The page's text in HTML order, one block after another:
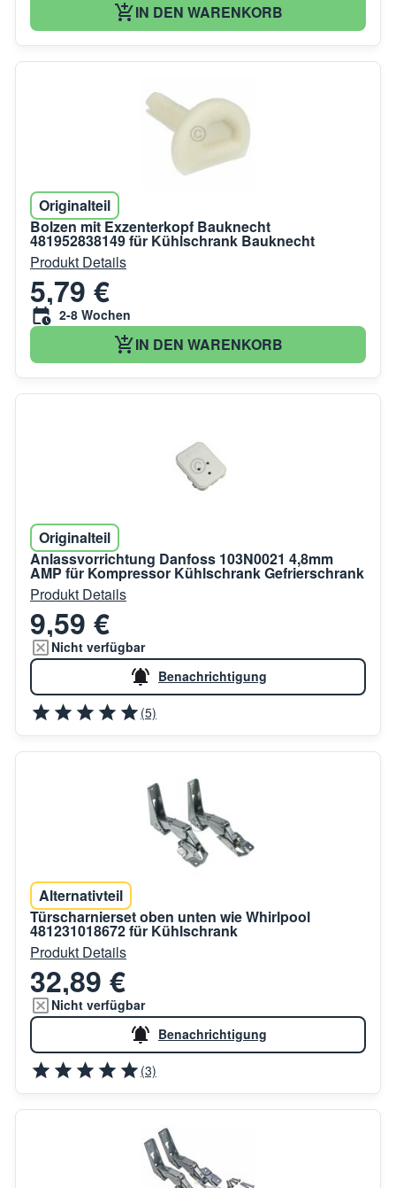
IN DEN WARENKORB
Originalteil
Bolzen mit Exzenterkopf Bauknecht
481952838149 für Kühlschrank Bauknecht
Produkt Details
5,79 €
2-8 Wochen
IN DEN WARENKORB
Originalteil
Anlassvorrichtung Danfoss 103N0021 4,8mm
AMP für Kompressor Kühlschrank Gefrierschrank
Produkt Details
9,59 €
Nicht verfügbar
Benachrichtigung
(5)
Alternativteil
Türscharnierset oben unten wie Whirlpool
481231018672 für Kühlschrank
Produkt Details
32,89 €
Nicht verfügbar
Benachrichtigung
(3)